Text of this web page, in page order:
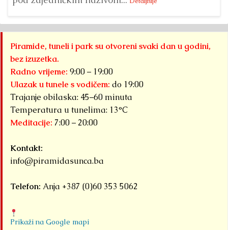
Piramide, tuneli i park su otvoreni svaki dan u godini,
bez izuzetka.
Radno vrijeme: 9:00 – 19:00
Ulazak u tunele s vodičem: do 19:00
Trajanje obilaska: 45–60 minuta
Temperatura u tunelima: 13°C
Meditacije: 7:00 – 20:00
Kontakt:
info@piramidasunca.ba
Telefon: Anja +387 (0)60 353 5062
Prikaži na Google mapi